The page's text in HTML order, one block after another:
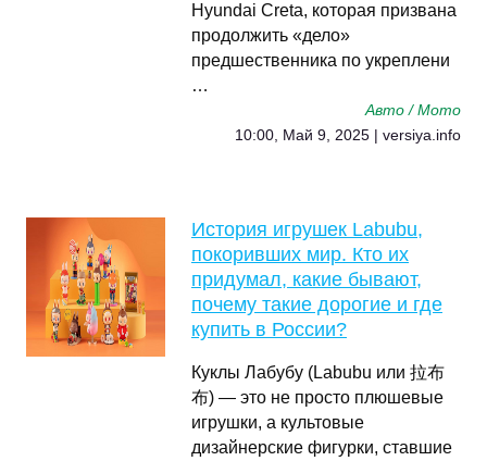
Hyundai Creta, которая призвана
продолжить «дело»
предшественника по укреплени
…
Авто / Мото
10:00, Май 9, 2025 | versiya.info
История игрушек Labubu,
покоривших мир. Кто их
придумал, какие бывают,
почему такие дорогие и где
купить в России?
Куклы Лабубу (Labubu или 拉布
布) — это не просто плюшевые
игрушки, а культовые
дизайнерские фигурки, ставшие